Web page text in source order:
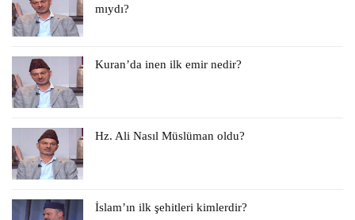
mıydı?
Kuran’da inen ilk emir nedir?
Hz. Ali Nasıl Müslüman oldu?
İslam’ın ilk şehitleri kimlerdir?